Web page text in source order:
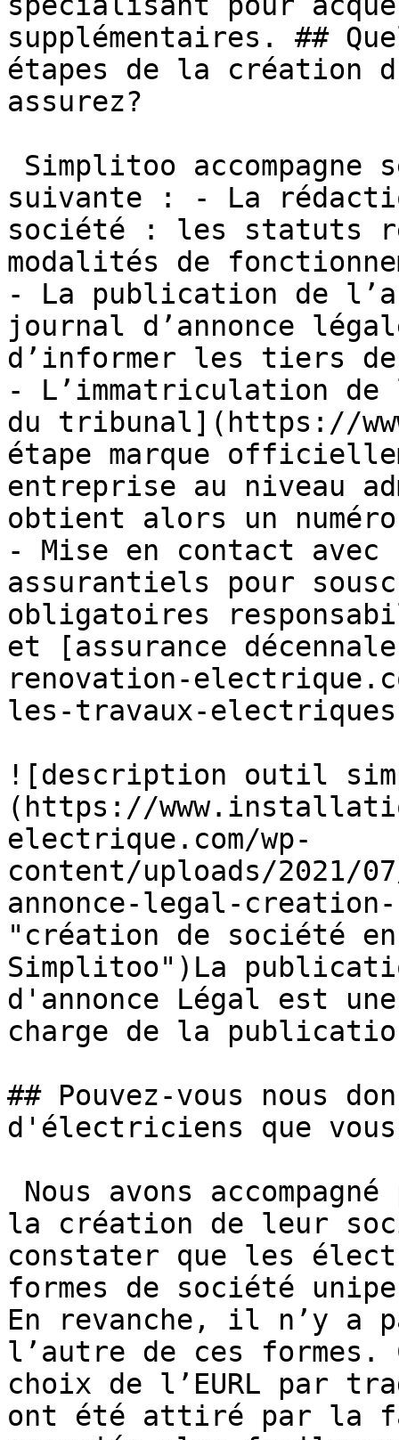
supplémentaires. ##
étapes de la création
assurez?
suivante : - La
société : les statuts
modalités de
- La publication de
journal d’annonce
d’informer les tiers
- L’immatriculation
du tribunal](https://
étape marque
entreprise au niveau
obtient alors un
- Mise en contact avec
assurantiels pour
obligatoires
et [assurance
renovation-
les-travaux-
![description outil
(https://
electrique.com/wp-
content/uploads/2021/
annonce-legal-
"création de société
Simplitoo")La
d'annonce Légal est
charge de la
## Pouvez-vous nous
d'électriciens que vous
la création de leur
constater que les
formes de société
En revanche, il n’y a
l’autre de ces
choix de l’EURL par
ont été attiré par la